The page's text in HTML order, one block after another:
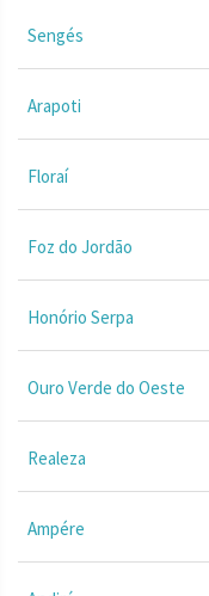
Sengés
Arapoti
Floraí
Foz do Jordão
Honório Serpa
Ouro Verde do Oeste
Realeza
Ampére